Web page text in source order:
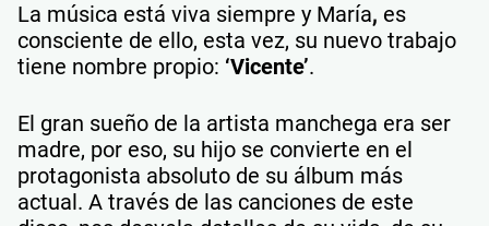
La música está viva siempre y María, es
consciente de ello, esta vez, su nuevo trabajo
tiene nombre propio: ‘Vicente’.
El gran sueño de la artista manchega era ser
madre, por eso, su hijo se convierte en el
protagonista absoluto de su álbum más
actual. A través de las canciones de este